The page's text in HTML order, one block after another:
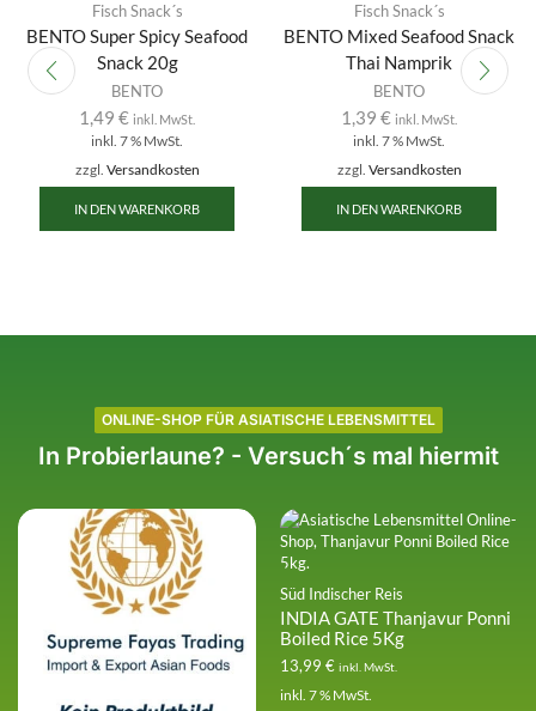
Fisch Snack´s
BENTO Super Spicy Seafood
Snack 20g
BENTO
1,49 € inkl. MwSt.
inkl. 7 % MwSt.
zzgl. Versandkosten
IN DEN WARENKORB
Fisch Snack´s
BENTO Mixed Seafood Snack
Thai Namprik
BENTO
1,39 € inkl. MwSt.
inkl. 7 % MwSt.
zzgl. Versandkosten
IN DEN WARENKORB
ONLINE-SHOP FÜR ASIATISCHE LEBENSMITTEL
In Probierlaune? - Versuch´s mal hiermit
Süd Indischer Reis
INDIA GATE Thanjavur Ponni
Boiled Rice 5Kg
13,99 € inkl. MwSt.
inkl. 7 % MwSt.